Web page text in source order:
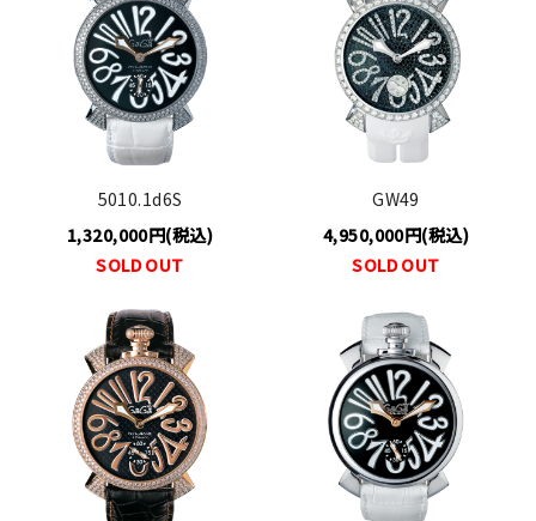
5010.1d6S
1,320,000円(税込)
SOLD OUT
GW49
4,950,000円(税込)
SOLD OUT